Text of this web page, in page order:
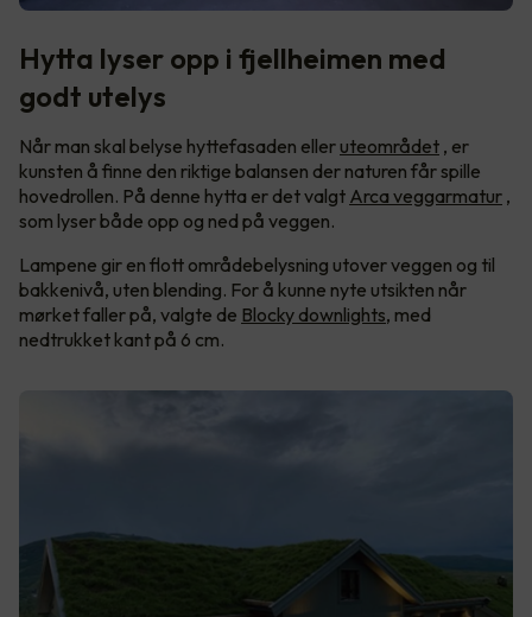
Hytta lyser opp i fjellheimen med
godt utelys
Når man skal belyse hyttefasaden eller uteområdet , er
kunsten å finne den riktige balansen der naturen får spille
hovedrollen. På denne hytta er det valgt Arca veggarmatur ,
som lyser både opp og ned på veggen.
Lampene gir en flott områdebelysning utover veggen og til
bakkenivå, uten blending. For å kunne nyte utsikten når
mørket faller på, valgte de Blocky downlights, med
nedtrukket kant på 6 cm.